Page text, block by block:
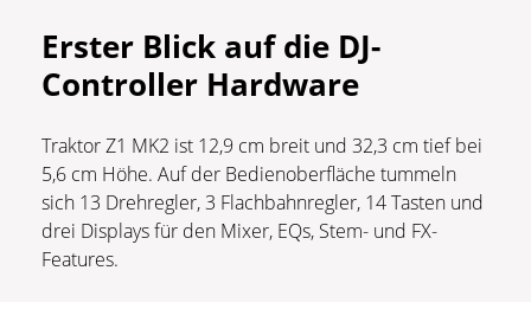
Erster Blick auf die DJ-
Controller Hardware
Traktor Z1 MK2 ist 12,9 cm breit und 32,3 cm tief bei
5,6 cm Höhe. Auf der Bedienoberfläche tummeln
sich 13 Drehregler, 3 Flachbahnregler, 14 Tasten und
drei Displays für den Mixer, EQs, Stem- und FX-
Features.